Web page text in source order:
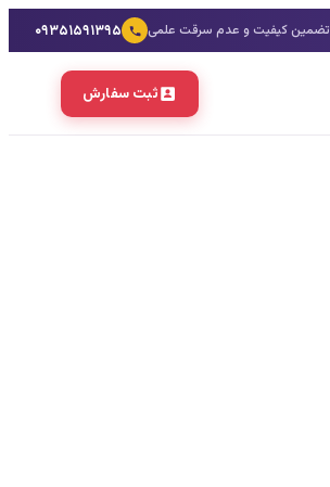
تضمین کیفیت و عدم سرقت علمی ۰۹۳۵۱۵۹۱۳۹۵
ثبت سفارش